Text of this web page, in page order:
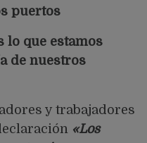
puertos
lo que estamos
de nuestros
y trabajadores
«Los